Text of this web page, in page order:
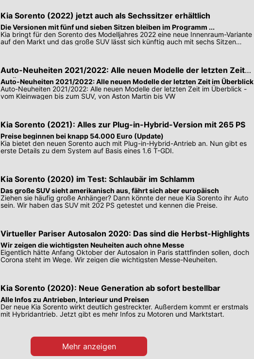
Kia Sorento (2022) jetzt auch als Sechssitzer erhältlich
Die Versionen mit fünf und sieben Sitzen bleiben im Programm ...
Kia bringt für den Sorento des Modelljahres 2022 eine neue Innenraum-Variante
auf den Markt und das große SUV lässt sich künftig auch mit sechs Sitzen
Auto-Neuheiten 2021/2022: Alle neuen Modelle der letzten Zeit
im Überblick
Auto-Neuheiten 2021/2022: Alle neuen Modelle der letzten Zeit im Überblick
Auto-Neuheiten 2021/2022: Alle neuen Modelle der letzten Zeit im Überblick -
vom Kleinwagen bis zum SUV, von Aston Martin bis VW
Kia Sorento (2021): Alles zur Plug-in-Hybrid-Version mit 265 PS
Preise beginnen bei knapp 54.000 Euro (Update)
Kia bietet den neuen Sorento auch mit Plug-in-Hybrid-Antrieb an. Nun gibt es
erste Details zu dem System auf Basis eines 1.6 T-GDI.
Kia Sorento (2020) im Test: Schlaubär im Schlamm
Das große SUV sieht amerikanisch aus, fährt sich aber europäisch
Ziehen sie häufig große Anhänger? Dann könnte der neue Kia Sorento ihr Auto
sein. Wir haben das SUV mit 202 PS getestet und kennen die Preise.
Virtueller Pariser Autosalon 2020: Das sind die Herbst-Highlights
Wir zeigen die wichtigsten Neuheiten auch ohne Messe
Eigentlich hätte Anfang Oktober der Autosalon in Paris stattfinden sollen, doch
Corona steht im Wege. Wir zeigen die wichtigsten Messe-Neuheiten.
Kia Sorento (2020): Neue Generation ab sofort bestellbar
Alle Infos zu Antrieben, Interieur und Preisen
Der neue Kia Sorento wirkt deutlich gestreckter. Außerdem kommt er erstmals
mit Hybridantrieb. Jetzt gibt es mehr Infos zu Motoren und Marktstart.
Mehr anzeigen